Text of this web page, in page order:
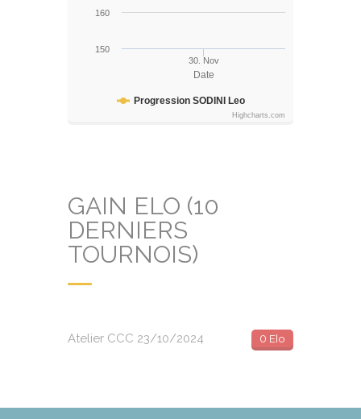
Date
Progression SODINI Leo
30. Nov
150
160
Highcharts.com
GAIN ELO (10
DERNIERS
TOURNOIS)
Atelier CCC 23/10/2024 0 Elo